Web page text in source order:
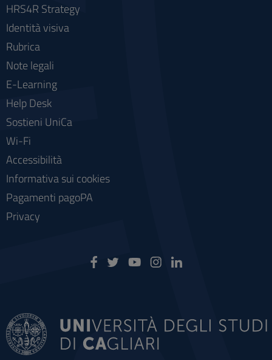
HRS4R Strategy
Identità visiva
Rubrica
Note legali
E-Learning
Help Desk
Sostieni UniCa
Wi-Fi
Accessibilità
Informativa sui cookies
Pagamenti pagoPA
Privacy